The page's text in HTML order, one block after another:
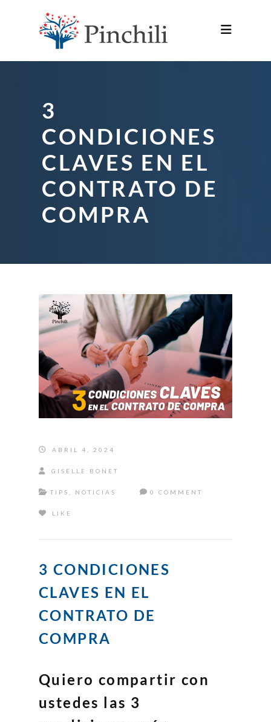
3
CONDICIONES
CLAVES EN EL
CONTRATO DE
COMPRA
ABRIL 4, 2024
GISELLE BONET
TIPS NOTICIAS 0 COMMENT
LIKE
3 CONDICIONES
CLAVES EN EL
CONTRATO DE
COMPRA
Quiero compartir con
ustedes las 3